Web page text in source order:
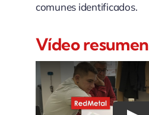
comunes identificados.
Vídeo resumen